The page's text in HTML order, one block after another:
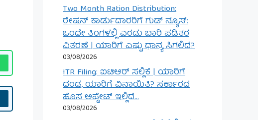
Two Month Ration Distribution:
ರೇಷನ್ ಕಾರ್ಡುದಾರರಿಗೆ ಗುಡ್ ನ್ಯೂಸ್:
ಒಂದೇ ತಿಂಗಳಲ್ಲಿ ಎರಡು ಬಾರಿ ಪಡಿತರ
ವಿತರಣೆ | ಯಾರಿಗೆ ಎಷ್ಟು ಧಾನ್ಯ ಸಿಗಲಿದೆ?
03/08/2026
ITR Filing: ಐಟಿಆರ್ ಸಲ್ಲಿಕೆ | ಯಾರಿಗೆ
ದಂಡ, ಯಾರಿಗೆ ವಿನಾಯಿತಿ? ಸರ್ಕಾರದ
ಹೊಸ ಅಪ್ಡೇಟ್ ಇಲ್ಲಿದೆ…
03/08/2026